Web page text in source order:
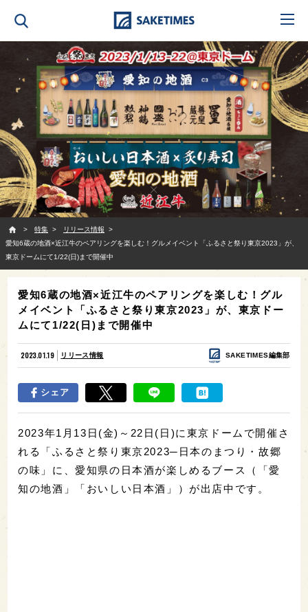
特集
リリース情報
愛知6蔵の地酒×近江牛のペアリングを楽しむ！グルメイベント「ふるさと祭り東京2023」が、
東京ドームにて1/22(日)まで開催中
愛知6蔵の地酒×近江牛のペアリングを楽しむ！グル
メイベント「ふるさと祭り東京2023」が、東京ドー
ムにて1/22(日)まで開催中
2023.01.19 リリース情報 SAKETIMES編集部
シェア
2023年1月13日(金)～22日(日)に東京ドームで開催さ
れる「ふるさと祭り東京2023─日本のまつり・故郷
の味」に、愛知県の日本酒が楽しめるブース（「愛
知の地酒」「おいしい日本酒」）が出店中です。